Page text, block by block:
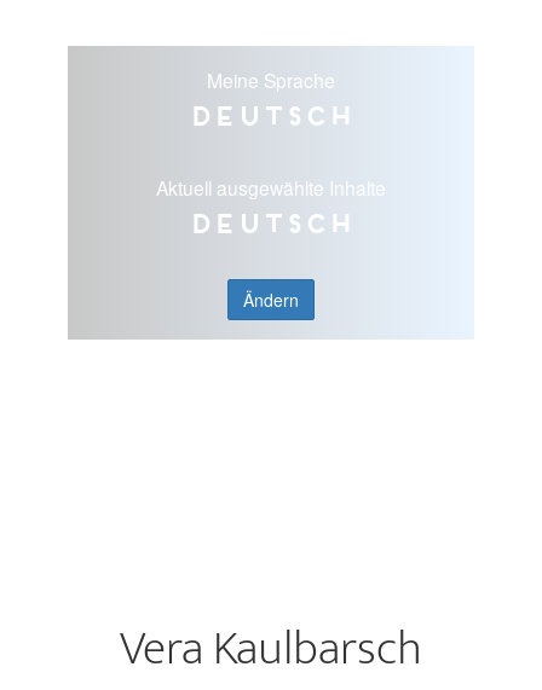
Meine Sprache
Deutsch
Aktuell ausgewählte Inhalte
Deutsch
Ändern
Vera Kaulbarsch